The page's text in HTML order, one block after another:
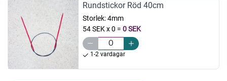
Rundstickor Röd 40cm
Storlek:4mm
54 SEK x 0 = 0 SEK
1-2 vardagar